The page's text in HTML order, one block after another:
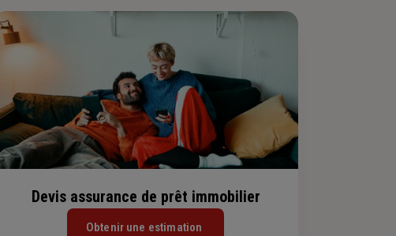
Devis assurance de prêt immobilier
Obtenir une estimation